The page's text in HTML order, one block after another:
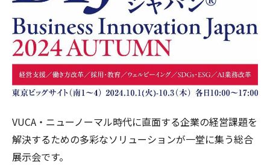
VUCA・ニューノーマル時代に直面する企業の経営課題を
解決するための多彩なソリューションが一堂に集う総合
展示会です。